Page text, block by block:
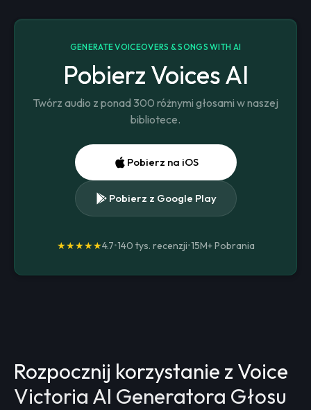
GENERATE VOICEOVERS & SONGS WITH AI
Pobierz Voices AI
Twórz audio z ponad 300 różnymi głosami w naszej
bibliotece.
Pobierz na iOS
Pobierz z Google Play
★★★★★4.7•140 tys. recenzji•15M+Pobrania
Rozpocznij korzystanie z Voice
Victoria AI Generatora Głosu